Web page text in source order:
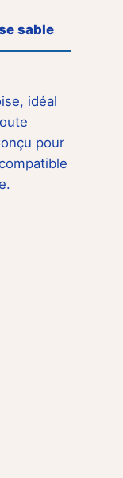
sable
idéal
pour